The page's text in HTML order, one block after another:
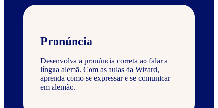
Pronúncia
Desenvolva a pronúncia correta ao falar a
língua alemã. Com as aulas da Wizard,
aprenda como se expressar e se comunicar
em alemão.